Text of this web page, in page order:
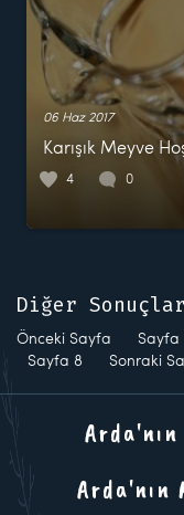
06 Haz 2017
Karışık Meyve
4 0
Diğer Sonuçlar
Önceki Sayfa Sayfa
Sayfa 8 Sonraki
Arda'nın